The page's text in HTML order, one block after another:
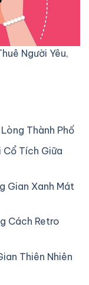
Người Yêu,
Thành Phố
Tích Giữa
Gian Xanh Mát
Cách Retro
Thiên Nhiên